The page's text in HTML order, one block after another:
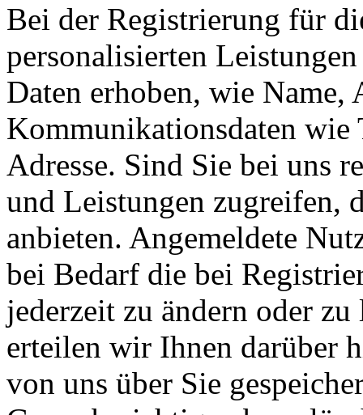
Bei der Registrierung für
personalisierten
Daten erhoben, wie
Kommunikationsdaten
Adresse. Sind Sie bei uns
und Leistungen zugreifen,
anbieten. Angemeldete
bei Bedarf die bei
jederzeit zu ändern oder
erteilen wir Ihnen darüber
von uns über Sie